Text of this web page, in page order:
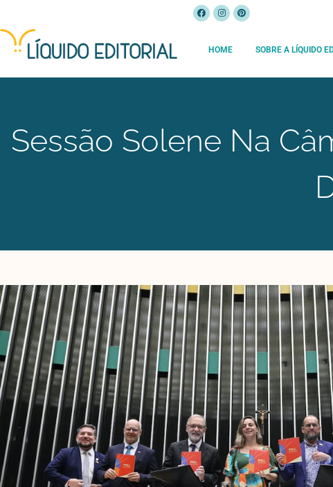
HOME SOBRE A LÍQUIDO
Sessão Solene Na